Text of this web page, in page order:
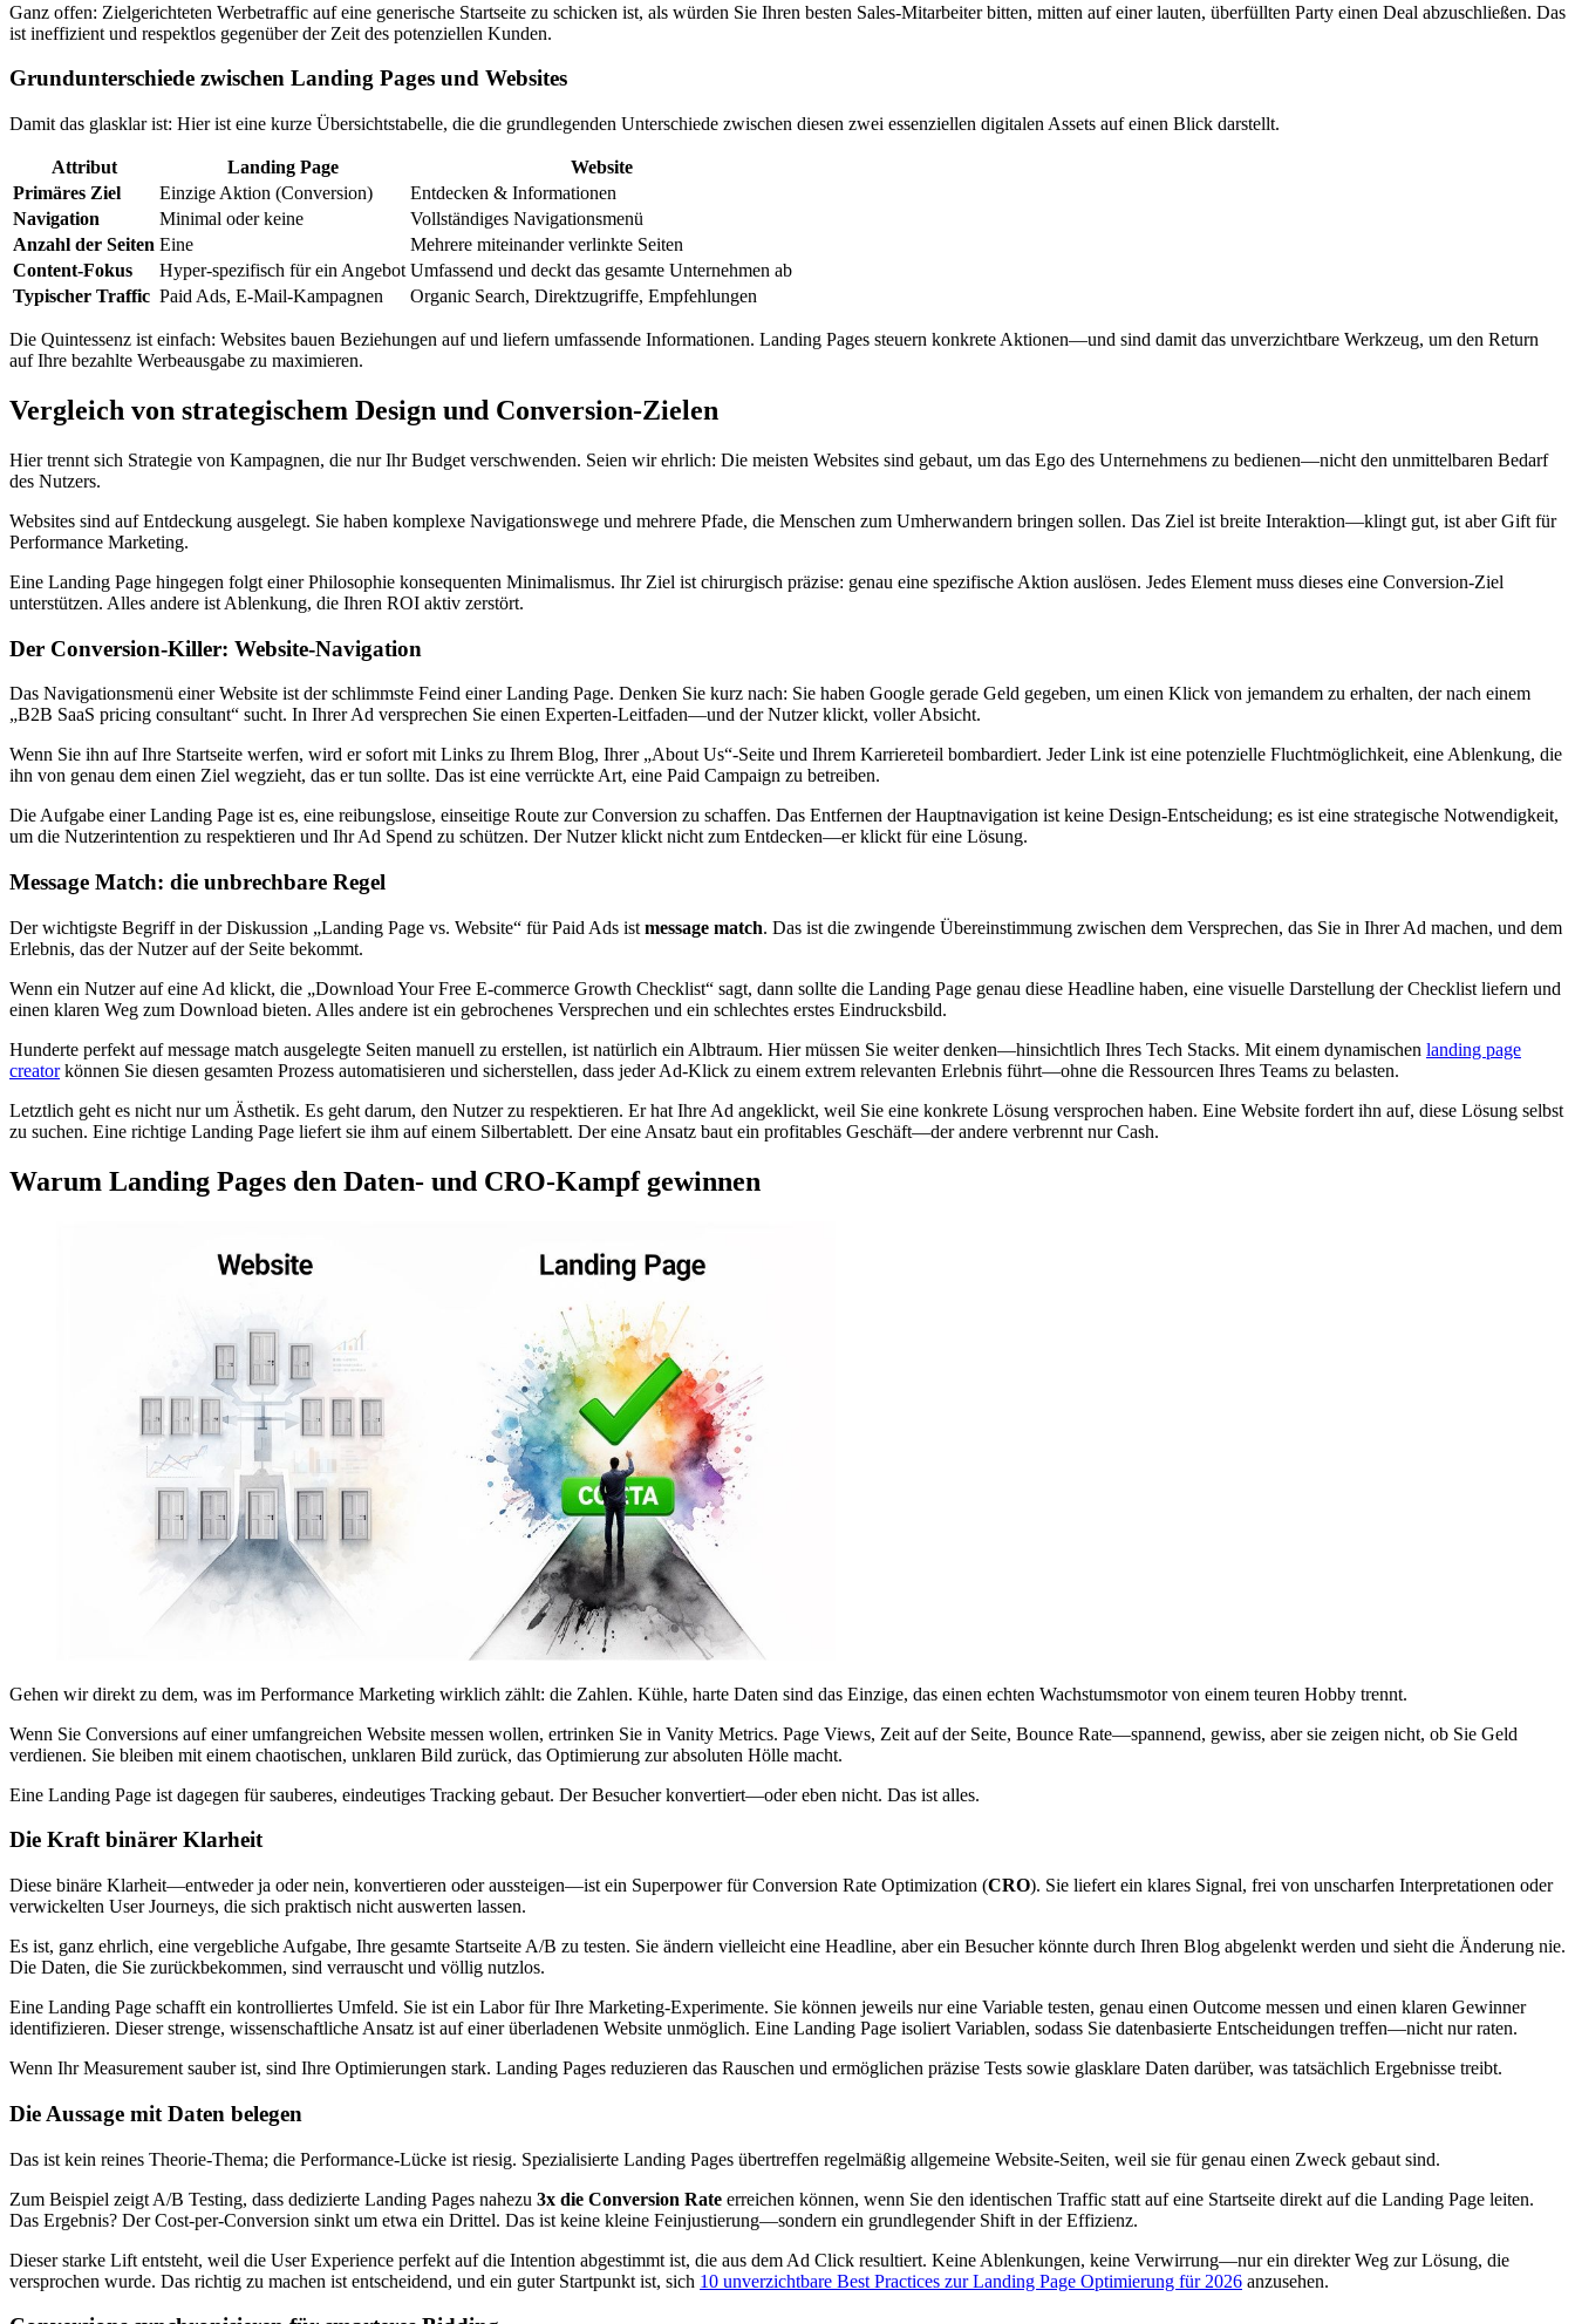
Ganz offen: Zielgerichteten Werbetraffic auf eine generische Startseite zu schicken ist, als würden Sie Ihren besten Sales-Mitarbeiter bitten, mitten auf einer lauten, überfüllten Party einen Deal abzuschließen. Das
ist ineffizient und respektlos gegenüber der Zeit des potenziellen Kunden.
Grundunterschiede zwischen Landing Pages und Websites
Damit das glasklar ist: Hier ist eine kurze Übersichtstabelle, die die grundlegenden Unterschiede zwischen diesen zwei essenziellen digitalen Assets auf einen Blick darstellt.
Attribut Landing Page
Website
Primäres Ziel
Einzige Aktion (Conversion)
Entdecken & Informationen
Navigation
Minimal oder keine
Vollständiges Navigationsmenü
Anzahl der Seiten Eine
Mehrere miteinander verlinkte Seiten
Content-Fokus
Hyper-spezifisch für ein Angebot Umfassend und deckt das gesamte Unternehmen ab
Typischer Traffic Paid Ads, E-Mail-Kampagnen Organic Search, Direktzugriffe, Empfehlungen
Die Quintessenz ist einfach: Websites bauen Beziehungen auf und liefern umfassende Informationen. Landing Pages steuern konkrete Aktionen—und sind damit das unverzichtbare Werkzeug, um den Return
auf Ihre bezahlte Werbeausgabe zu maximieren.
Vergleich von strategischem Design und Conversion-Zielen
Hier trennt sich Strategie von Kampagnen, die nur Ihr Budget verschwenden. Seien wir ehrlich: Die meisten Websites sind gebaut, um das Ego des Unternehmens zu bedienen—nicht den unmittelbaren Bedarf
des Nutzers.
Websites sind auf Entdeckung ausgelegt. Sie haben komplexe Navigationswege und mehrere Pfade, die Menschen zum Umherwandern bringen sollen. Das Ziel ist breite Interaktion—klingt gut, ist aber Gift für
Performance Marketing.
Eine Landing Page hingegen folgt einer Philosophie konsequenten Minimalismus. Ihr Ziel ist chirurgisch präzise: genau eine spezifische Aktion auslösen. Jedes Element muss dieses eine Conversion-Ziel
unterstützen. Alles andere ist Ablenkung, die Ihren ROI aktiv zerstört.
Der Conversion-Killer: Website-Navigation
Das Navigationsmenü einer Website ist der schlimmste Feind einer Landing Page. Denken Sie kurz nach: Sie haben Google gerade Geld gegeben, um einen Klick von jemandem zu erhalten, der nach einem
„B2B SaaS pricing consultant“ sucht. In Ihrer Ad versprechen Sie einen Experten-Leitfaden—und der Nutzer klickt, voller Absicht.
Wenn Sie ihn auf Ihre Startseite werfen, wird er sofort mit Links zu Ihrem Blog, Ihrer „About Us“-Seite und Ihrem Karriereteil bombardiert. Jeder Link ist eine potenzielle Fluchtmöglichkeit, eine Ablenkung, die
ihn von genau dem einen Ziel wegzieht, das er tun sollte. Das ist eine verrückte Art, eine Paid Campaign zu betreiben.
Die Aufgabe einer Landing Page ist es, eine reibungslose, einseitige Route zur Conversion zu schaffen. Das Entfernen der Hauptnavigation ist keine Design-Entscheidung; es ist eine strategische Notwendigkeit,
um die Nutzerintention zu respektieren und Ihr Ad Spend zu schützen. Der Nutzer klickt nicht zum Entdecken—er klickt für eine Lösung.
Message Match: die unbrechbare Regel
Der wichtigste Begriff in der Diskussion „Landing Page vs. Website“ für Paid Ads ist message match. Das ist die zwingende Übereinstimmung zwischen dem Versprechen, das Sie in Ihrer Ad machen, und dem
Erlebnis, das der Nutzer auf der Seite bekommt.
Wenn ein Nutzer auf eine Ad klickt, die „Download Your Free E-commerce Growth Checklist“ sagt, dann sollte die Landing Page genau diese Headline haben, eine visuelle Darstellung der Checklist liefern und
einen klaren Weg zum Download bieten. Alles andere ist ein gebrochenes Versprechen und ein schlechtes erstes Eindrucksbild.
Hunderte perfekt auf message match ausgelegte Seiten manuell zu erstellen, ist natürlich ein Albtraum. Hier müssen Sie weiter denken—hinsichtlich Ihres Tech Stacks. Mit einem dynamischen landing page
creatorkönnen Sie diesen gesamten Prozess automatisieren und sicherstellen, dass jeder Ad-Klick zu einem extrem relevanten Erlebnis führt—ohne die Ressourcen Ihres Teams zu belasten.
Letztlich geht es nicht nur um Ästhetik. Es geht darum, den Nutzer zu respektieren. Er hat Ihre Ad angeklickt, weil Sie eine konkrete Lösung versprochen haben. Eine Website fordert ihn auf, diese Lösung selbst
zu suchen. Eine richtige Landing Page liefert sie ihm auf einem Silbertablett. Der eine Ansatz baut ein profitables Geschäft—der andere verbrennt nur Cash.
Warum Landing Pages den Daten- und CRO-Kampf gewinnen
Gehen wir direkt zu dem, was im Performance Marketing wirklich zählt: die Zahlen. Kühle, harte Daten sind das Einzige, das einen echten Wachstumsmotor von einem teuren Hobby trennt.
Wenn Sie Conversions auf einer umfangreichen Website messen wollen, ertrinken Sie in Vanity Metrics. Page Views, Zeit auf der Seite, Bounce Rate—spannend, gewiss, aber sie zeigen nicht, ob Sie Geld
verdienen. Sie bleiben mit einem chaotischen, unklaren Bild zurück, das Optimierung zur absoluten Hölle macht.
Eine Landing Page ist dagegen für sauberes, eindeutiges Tracking gebaut. Der Besucher konvertiert—oder eben nicht. Das ist alles.
Die Kraft binärer Klarheit
Diese binäre Klarheit—entweder ja oder nein, konvertieren oder aussteigen—ist ein Superpower für Conversion Rate Optimization (CRO). Sie liefert ein klares Signal, frei von unscharfen Interpretationen oder
verwickelten User Journeys, die sich praktisch nicht auswerten lassen.
Es ist, ganz ehrlich, eine vergebliche Aufgabe, Ihre gesamte Startseite A/B zu testen. Sie ändern vielleicht eine Headline, aber ein Besucher könnte durch Ihren Blog abgelenkt werden und sieht die Änderung nie.
Die Daten, die Sie zurückbekommen, sind verrauscht und völlig nutzlos.
Eine Landing Page schafft ein kontrolliertes Umfeld. Sie ist ein Labor für Ihre Marketing-Experimente. Sie können jeweils nur eine Variable testen, genau einen Outcome messen und einen klaren Gewinner
identifizieren. Dieser strenge, wissenschaftliche Ansatz ist auf einer überladenen Website unmöglich. Eine Landing Page isoliert Variablen, sodass Sie datenbasierte Entscheidungen treffen—nicht nur raten.
Wenn Ihr Measurement sauber ist, sind Ihre Optimierungen stark. Landing Pages reduzieren das Rauschen und ermöglichen präzise Tests sowie glasklare Daten darüber, was tatsächlich Ergebnisse treibt.
Die Aussage mit Daten belegen
Das ist kein reines Theorie-Thema; die Performance-Lücke ist riesig. Spezialisierte Landing Pages übertreffen regelmäßig allgemeine Website-Seiten, weil sie für genau einen Zweck gebaut sind.
Zum Beispiel zeigt A/B Testing, dass dedizierte Landing Pages nahezu 3x die Conversion Rate erreichen können, wenn Sie den identischen Traffic statt auf eine Startseite direkt auf die Landing Page leiten.
Das Ergebnis? Der Cost-per-Conversion sinkt um etwa ein Drittel. Das ist keine kleine Feinjustierung—sondern ein grundlegender Shift in der Effizienz.
Dieser starke Lift entsteht, weil die User Experience perfekt auf die Intention abgestimmt ist, die aus dem Ad Click resultiert. Keine Ablenkungen, keine Verwirrung—nur ein direkter Weg zur Lösung, die
versprochen wurde. Das richtig zu machen ist entscheidend, und ein guter Startpunkt ist, sich 10 unverzichtbare Best Practices zur Landing Page Optimierung für 2026 anzusehen.